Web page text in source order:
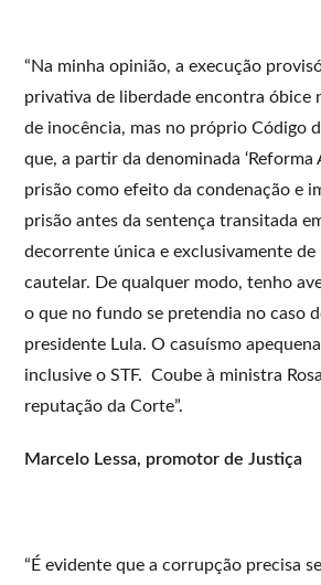
“Na minha opinião, a execução
privativa de liberdade encontra óbice
de inocência, mas no próprio Código
que, a partir da denominada ‘Reforma
prisão como efeito da condenação e
prisão antes da sentença transitada
decorrente única e exclusivamente
cautelar. De qualquer modo, tenho
o que no fundo se pretendia no caso
presidente Lula. O casuísmo
inclusive o STF. Coube à ministra
reputação da Corte”.
Marcelo Lessa, promotor de Justiça
“É evidente que a corrupção precisa